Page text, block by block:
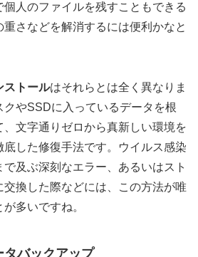
人のファイルを残すこともできる
さなどを解消するには便利かなと
ストールはそれらとは全く異なりま
やSSDに入っているデータを根
文字通りゼロから真新しい環境を
底した修復手法です。ウイルス感染
及ぶ深刻なエラー、あるいはスト
交換した際などには、この方法が唯
多いですね。
タバックアップ